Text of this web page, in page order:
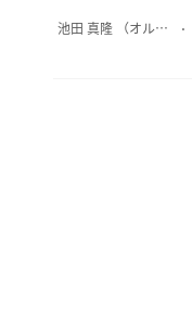
池田 真隆 （オルタナ輪番編集長）